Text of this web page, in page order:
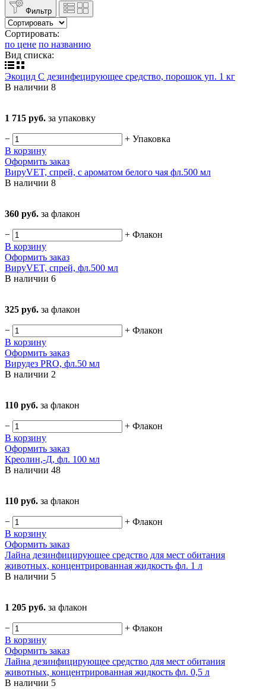
Фильтр
Сортировать:
по цене по названию
Вид списка:
Экоцид С дезинфецирующее средство, порошок уп. 1 кг
В наличии 8
1 715 руб. за упаковку
− + Упаковка
В корзину
Оформить заказ
ВируVET, спрей, с ароматом белого чая фл.500 мл
В наличии 8
360 руб. за флакон
− + Флакон
В корзину
Оформить заказ
ВируVET, спрей, фл.500 мл
В наличии 6
325 руб. за флакон
− + Флакон
В корзину
Оформить заказ
Вирудез PRO, фл.50 мл
В наличии 2
110 руб. за флакон
− + Флакон
В корзину
Оформить заказ
Креолин,-Д, фл. 100 мл
В наличии 48
110 руб. за флакон
− + Флакон
В корзину
Оформить заказ
Лайна дезинфицирующее средство для мест обитания
животных, концентрированная жидкость фл. 1 л
В наличии 5
1 205 руб. за флакон
− + Флакон
В корзину
Оформить заказ
Лайна дезинфицирующее средство для мест обитания
животных, концентрированная жидкость фл. 0,5 л
В наличии 5